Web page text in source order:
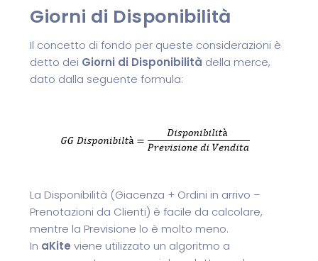
Giorni di Disponibilità
Il concetto di fondo per queste considerazioni è
detto dei Giorni di Disponibilità della merce,
dato dalla seguente formula:
La Disponibilità (Giacenza + Ordini in arrivo –
Prenotazioni da Clienti) è facile da calcolare,
mentre la Previsione lo è molto meno.
In aKite viene utilizzato un algoritmo a